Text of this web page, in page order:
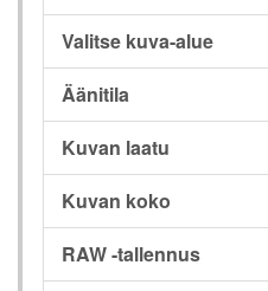
Valitse kuva-alue
Äänitila
Kuvan laatu
Kuvan koko
RAW -tallennus